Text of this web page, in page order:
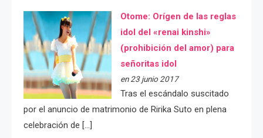
Otome: Orígen de las reglas
idol del «renai kinshi»
(prohibición del amor) para
señoritas idol
en 23 junio 2017
Tras el escándalo suscitado
por el anuncio de matrimonio de Ririka Suto en plena
celebración de […]